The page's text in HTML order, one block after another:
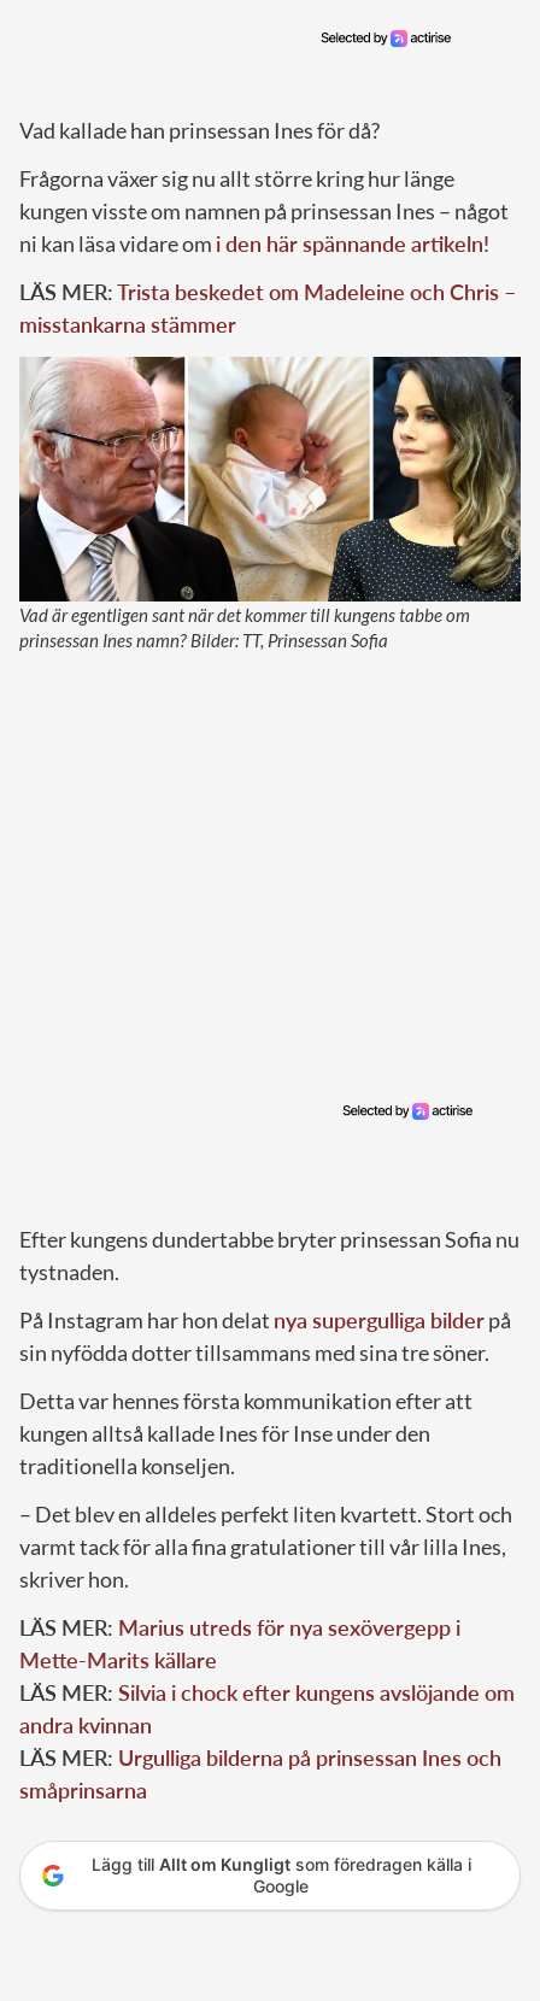
Vad kallade han prinsessan Ines för då?
Frågorna växer sig nu allt större kring hur länge
kungen visste om namnen på prinsessan Ines – något
ni kan läsa vidare om i den här spännande artikeln!
LÄS MER:Trista beskedet om Madeleine och Chris –
misstankarna stämmer
Vad är egentligen sant när det kommer till kungens tabbe om
prinsessan Ines namn? Bilder: TT, Prinsessan Sofia
Efter kungens dundertabbe bryter prinsessan Sofia nu
tystnaden.
På Instagram har hon delat nya supergulliga bilderpå
sin nyfödda dotter tillsammans med sina tre söner.
Detta var hennes första kommunikation efter att
kungen alltså kallade Ines för Inse under den
traditionella konseljen.
– Det blev en alldeles perfekt liten kvartett. Stort och
varmt tack för alla fina gratulationer till vår lilla Ines,
skriver hon.
LÄS MER: Marius utreds för nya sexövergepp i
Mette-Marits källare
LÄS MER: Silvia i chock efter kungens avslöjande om
andra kvinnan
LÄS MER: Urgulliga bilderna på prinsessan Ines och
småprinsarna
Lägg till Allt om Kungligtsom föredragen källa i
Google